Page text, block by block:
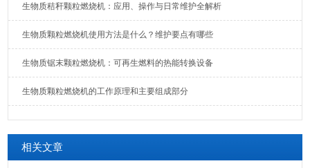
生物质秸秆颗粒燃烧机：应用、操作与日常维护全解析
生物质颗粒燃烧机使用方法是什么？维护要点有哪些
生物质锯末颗粒燃烧机：可再生燃料的热能转换设备
生物质颗粒燃烧机的工作原理和主要组成部分
相关文章